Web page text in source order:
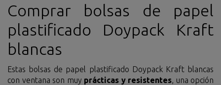
Comprar bolsas de papel
plastificado Doypack Kraft
blancas
Estas bolsas de papel plastificado Doypack Kraft blancas
con ventana son muy prácticas y resistentes, una opción